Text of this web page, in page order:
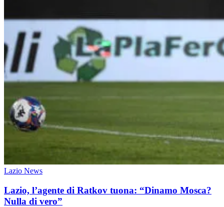
Lazio News
Lazio, l’agente di Ratkov tuona: “Dinamo Mosca?
Nulla di vero”